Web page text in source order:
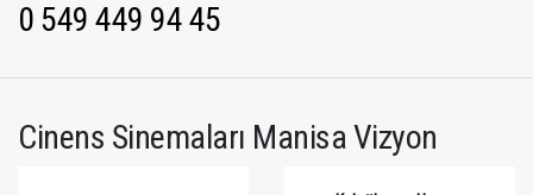
0 549 449 94 45
Cinens Sinemaları Manisa Vizyon